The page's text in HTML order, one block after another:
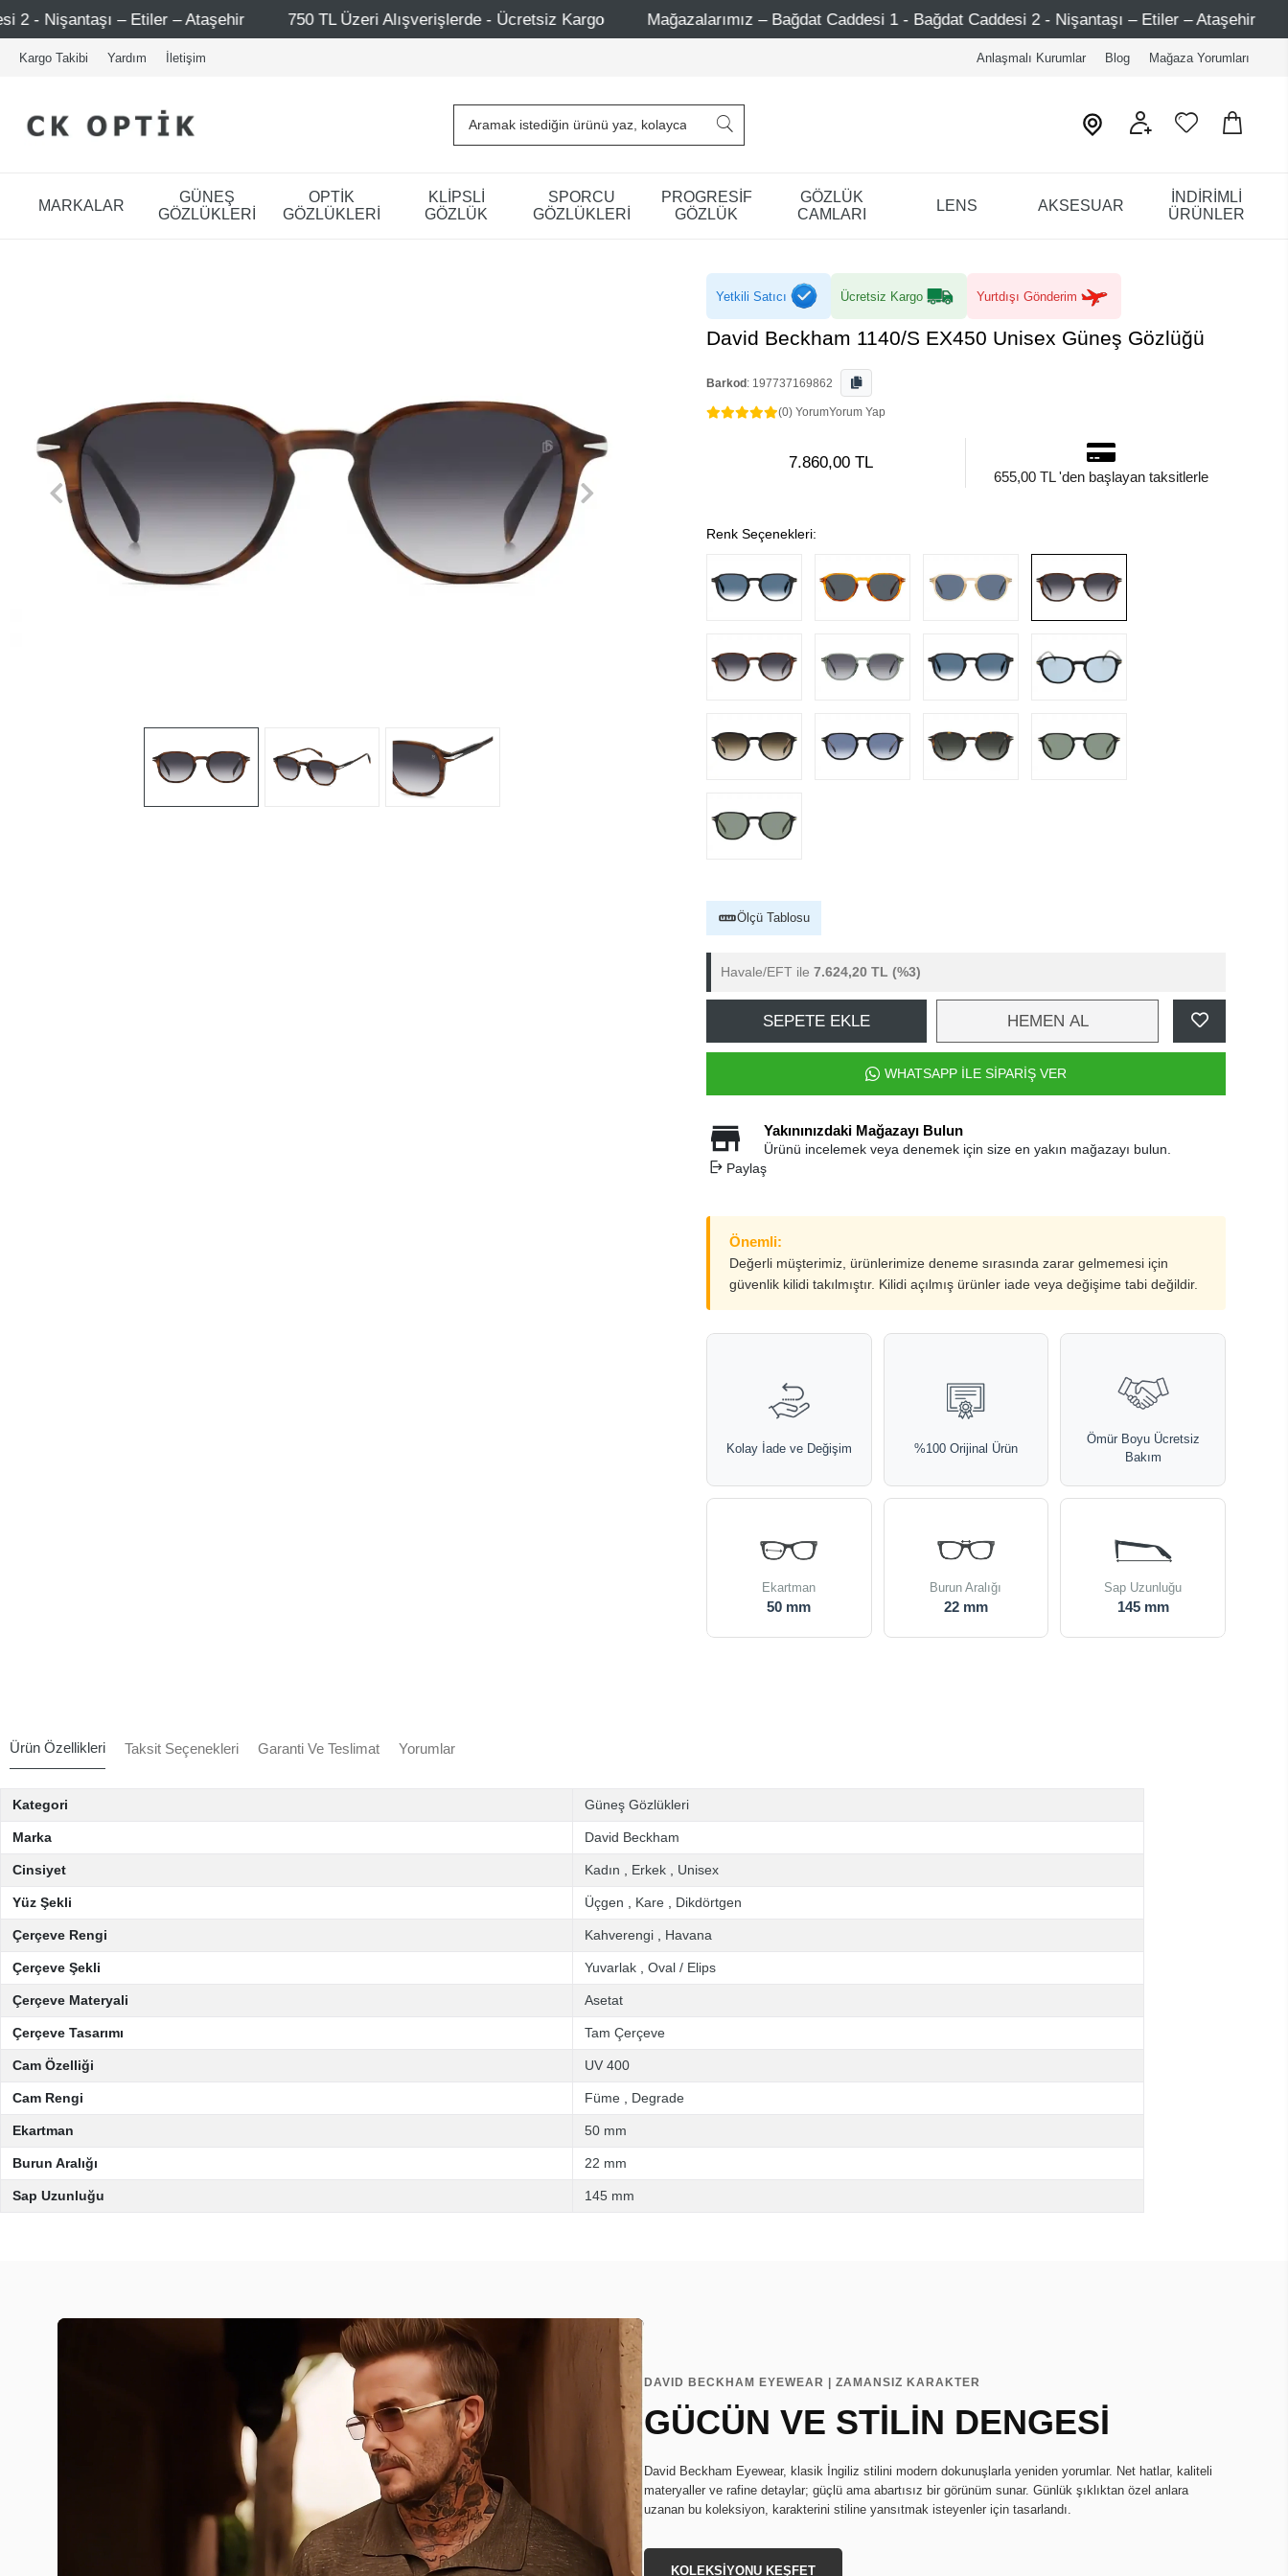
750 TL Üzeri Alışverişlerde - Ücretsiz Kargo Mağazalarımız – Bağdat Caddesi 1 - Bağdat Caddesi 2 - Nişantaşı – Etiler – Ataşehir Şimdi Üye ol ! 5000 TL üzeri
Kargo Takibi Yardım İletişim Anlaşmalı Kurumlar Blog Mağaza Yorumları
MARKALAR
GÜNEŞ
GÖZLÜKLERİ
OPTİK
GÖZLÜKLERİ
KLİPSLİ
GÖZLÜK
SPORCU
GÖZLÜKLERİ
PROGRESİF
GÖZLÜK
GÖZLÜK
CAMLARI
LENS AKSESUAR
İNDİRİMLİ
ÜRÜNLER
Yetkili Satıcı Ücretsiz Kargo Yurtdışı Gönderim
David Beckham 1140/S EX450 Unisex Güneş Gözlüğü
Barkod : 197737169862
(0) YorumYorum Yap
7.860,00 TL
655,00 TL 'den başlayan taksitlerle
Renk Seçenekleri:
Ölçü Tablosu
Havale/EFT ile 7.624,20 TL (%3)
SEPETE EKLE HEMEN AL
WHATSAPP İLE SİPARİŞ VER
Yakınınızdaki Mağazayı Bulun
Ürünü incelemek veya denemek için size en yakın mağazayı bulun.
Paylaş
Önemli:
Değerli müşterimiz, ürünlerimize deneme sırasında zarar gelmemesi için
güvenlik kilidi takılmıştır. Kilidi açılmış ürünler iade veya değişime tabi değildir.
Kolay İade ve Değişim %100 Orijinal Ürün
Ömür Boyu Ücretsiz
Bakım
Ekartman
50 mm
Burun Aralığı
22 mm
Sap Uzunluğu
145 mm
Ürün Özellikleri Taksit Seçenekleri Garanti Ve Teslimat Yorumlar
Kategori Güneş Gözlükleri
Marka David Beckham
Cinsiyet Kadın Erkek Unisex
Yüz Şekli Üçgen Kare Dikdörtgen
Çerçeve Rengi Kahverengi Havana
Çerçeve Şekli Yuvarlak Oval / Elips
Çerçeve Materyali Asetat
Çerçeve Tasarımı Tam Çerçeve
Cam Özelliği UV 400
Cam Rengi Füme Degrade
Ekartman 50 mm
Burun Aralığı 22 mm
Sap Uzunluğu 145 mm
DAVID BECKHAM EYEWEAR | ZAMANSIZ KARAKTER
GÜCÜN VE STİLİN DENGESİ
David Beckham Eyewear, klasik İngiliz stilini modern dokunuşlarla yeniden yorumlar. Net hatlar, kaliteli
materyaller ve rafine detaylar; güçlü ama abartısız bir görünüm sunar. Günlük şıklıktan özel anlara
uzanan bu koleksiyon, karakterini stiline yansıtmak isteyenler için tasarlandı.
KOLEKSİYONU KEŞFET